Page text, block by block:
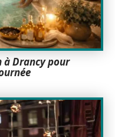
à Drancy pour